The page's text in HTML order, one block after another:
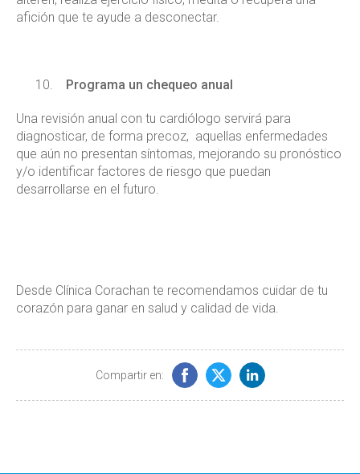
afición que te ayude a desconectar.
10. Programa un chequeo anual
Una revisión anual con tu cardiólogo servirá para
diagnosticar, de forma precoz, aquellas enfermedades
que aún no presentan síntomas, mejorando su pronóstico
y/o identificar factores de riesgo que puedan
desarrollarse en el futuro.
Desde Clínica Corachan te recomendamos cuidar de tu
corazón para ganar en salud y calidad de vida.
Compartir en: